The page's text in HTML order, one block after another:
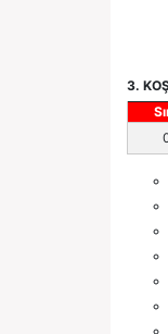
3.